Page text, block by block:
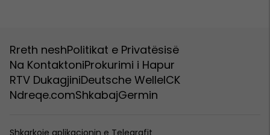
Rreth neshPolitikat e Privatësisë
Na KontaktoniProkurimi i Hapur
RTV DukagjiniDeutsche WelleICK
Ndreqe.comShkabajGermin
Shkarkoje aplikacionin e Telegrafit